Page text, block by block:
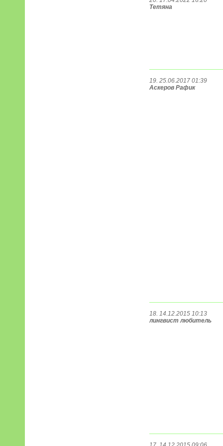
Тетяна
19. 25.06.2017 01:39
Аскеров Рафик
18. 14.12.2015 10:13
лингвист любитель